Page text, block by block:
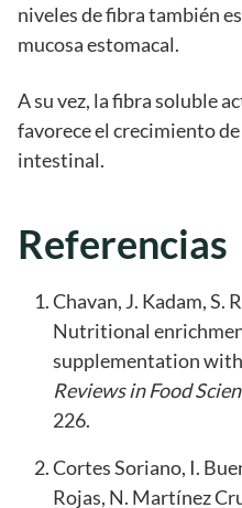
niveles de fibra también
mucosa estomacal.
A su vez, la fibra soluble
favorece el crecimiento
intestinal.
Referencias
Chavan, J. Kadam, S.
Nutritional
supplementation
Reviews in Food
226.
Cortes Soriano, I.
Rojas, N. Martínez